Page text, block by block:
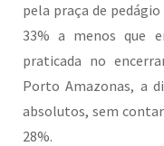
pela praça de
33% a menos que
praticada no
Porto Amazonas, a
absolutos, sem
28%.